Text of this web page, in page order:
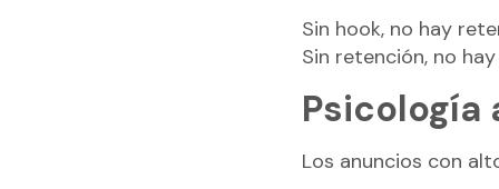
Sin hook, no hay
Sin retención, no
Psicología
Los anuncios con